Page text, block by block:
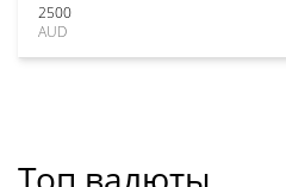
2500
AUD